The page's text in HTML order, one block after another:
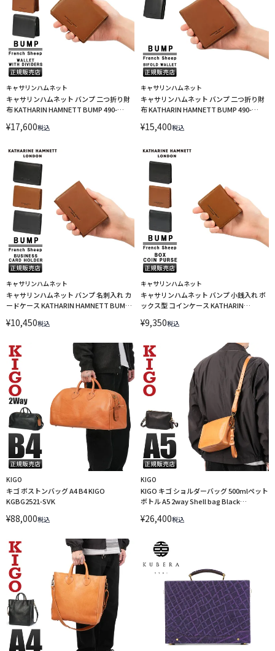
キャサリンハムネット
キャサリンハムネット バンプ 二つ折り財
布 KATHARIN HAMNETT BUMP 490-
¥17,600税込
キャサリンハムネット
キャサリンハムネット バンプ 二つ折り財
布 KATHARIN HAMNETT BUMP 490-
¥15,400税込
キャサリンハムネット
キャサリンハムネット バンプ 名刺入れ カ
ードケース KATHARIN HAMNETT BUMP
¥10,450税込
キャサリンハムネット
キャサリンハムネット バンプ 小銭入れ ボ
ックス型 コインケース KATHARIN
¥9,350税込
KIGO
キゴ ボストンバッグ A4 B4 KIGO
KGBG2521-SVK
¥88,000税込
KIGO
KIGO キゴ ショルダーバッグ 500mlペット
ボトル A5 2way Shell bag Black
¥26,400税込